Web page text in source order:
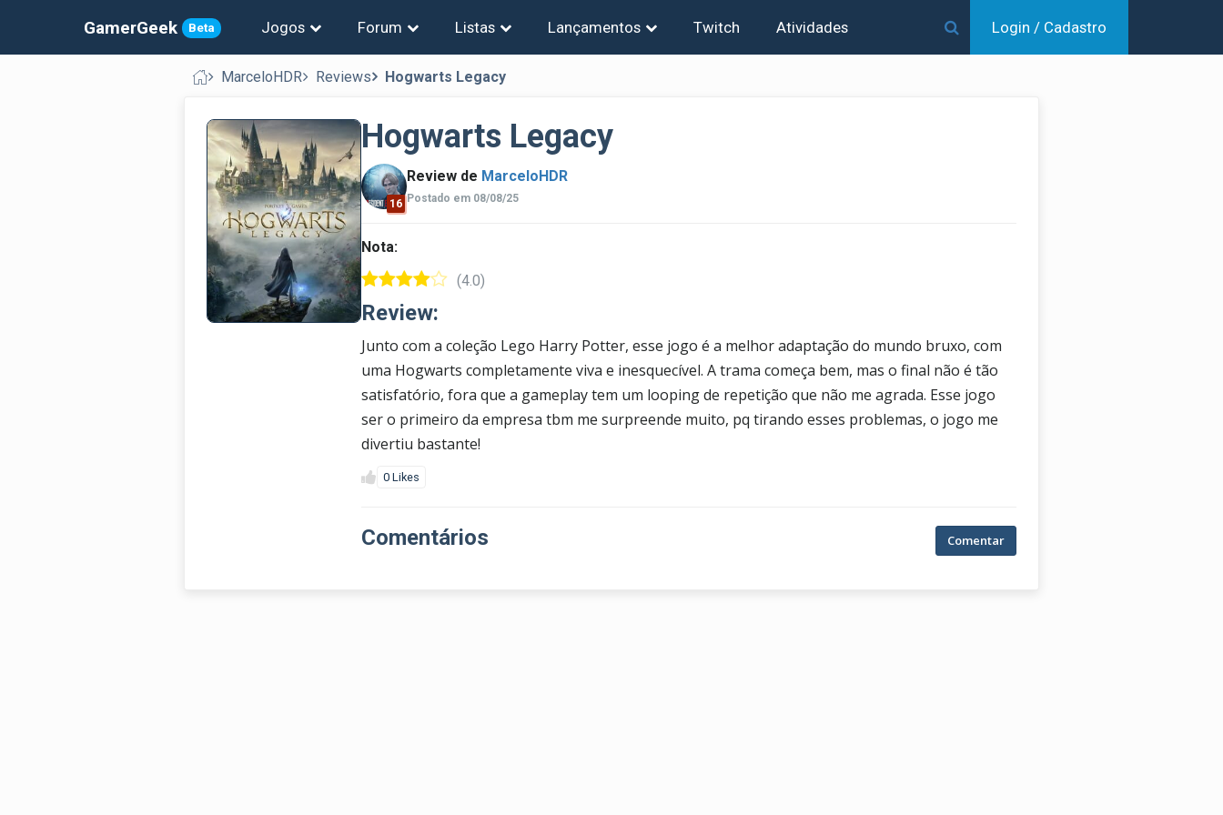
GamerGeek Beta Jogos Forum Listas Lançamentos Twitch Atividades Login / Cadastro
MarceloHDR Reviews Hogwarts Legacy
Hogwarts Legacy
16
Review de MarceloHDR
Postado em 08/08/25
Nota:
(4.0)
Review:
Junto com a coleção Lego Harry Potter, esse jogo é a melhor adaptação do mundo bruxo, com
uma Hogwarts completamente viva e inesquecível. A trama começa bem, mas o final não é tão
satisfatório, fora que a gameplay tem um looping de repetição que não me agrada. Esse jogo
ser o primeiro da empresa tbm me surpreende muito, pq tirando esses problemas, o jogo me
divertiu bastante!
0 Likes
Comentários Comentar